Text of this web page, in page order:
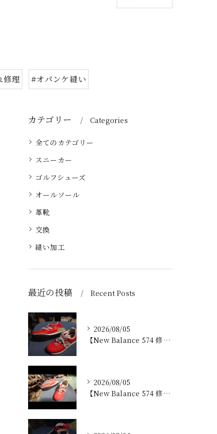
修理 #オパンケ縫い
カテゴリー Categories
全てのカテゴリー
スニーカー
ゴルフシューズ
オールソール
革靴
交換
縫い加工
最近の投稿 Recent Posts
2026/08/05
【New Balance 574 修理｜加水分解したウェッジ...
2026/08/05
【New Balance 574 修理｜ウェッジヒール加水分...